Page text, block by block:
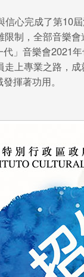
心完成了第10
制，全部音樂
」音樂會2021
上專業之路，
揮著功用。